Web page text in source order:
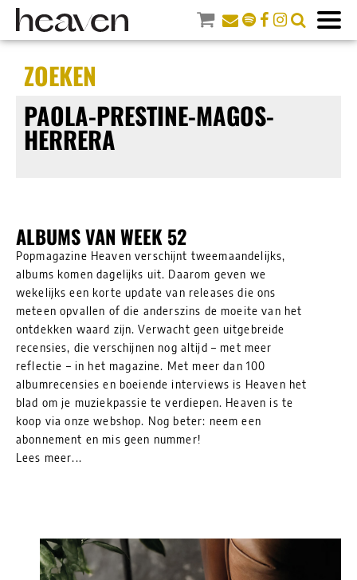
ZOEKEN
PAOLA-PRESTINE-MAGOS-
HERRERA
ALBUMS VAN WEEK 52
Popmagazine Heaven verschijnt tweemaandelijks,
albums komen dagelijks uit. Daarom geven we
wekelijks een korte update van releases die ons
meteen opvallen of die anderszins de moeite van het
ontdekken waard zijn. Verwacht geen uitgebreide
recensies, die verschijnen nog altijd – met meer
reflectie – in het magazine. Met meer dan 100
albumrecensies en boeiende interviews is Heaven het
blad om je muziekpassie te verdiepen. Heaven is te
koop via onze webshop. Nog beter: neem een
abonnement en mis geen nummer!
Lees meer...